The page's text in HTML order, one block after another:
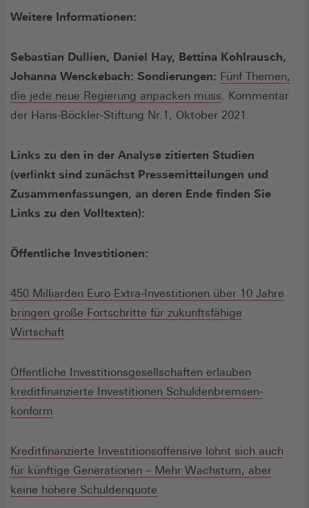
Weitere Informationen:
Sebastian Dullien, Daniel Hay, Bettina Kohlrausch,
Johanna Wenckebach: Sondierungen: Fünf Themen,
die jede neue Regierung anpacken muss . Kommentar
der Hans-Böckler-Stiftung Nr.1, Oktober 2021.
Links zu den in der Analyse zitierten Studien
(verlinkt sind zunächst Pressemitteilungen und
Zusammenfassungen, an deren Ende finden Sie
Links zu den Volltexten):
Öffentliche Investitionen:
450 Milliarden Euro Extra-Investitionen über 10 Jahre
bringen große Fortschritte für zukunftsfähige
Wirtschaft
Öffentliche Investitionsgesellschaften erlauben
kreditfinanzierte Investitionen Schuldenbremsen-
konform
Kreditfinanzierte Investitionsoffensive lohnt sich auch
für künftige Generationen – Mehr Wachstum, aber
keine höhere Schuldenquote